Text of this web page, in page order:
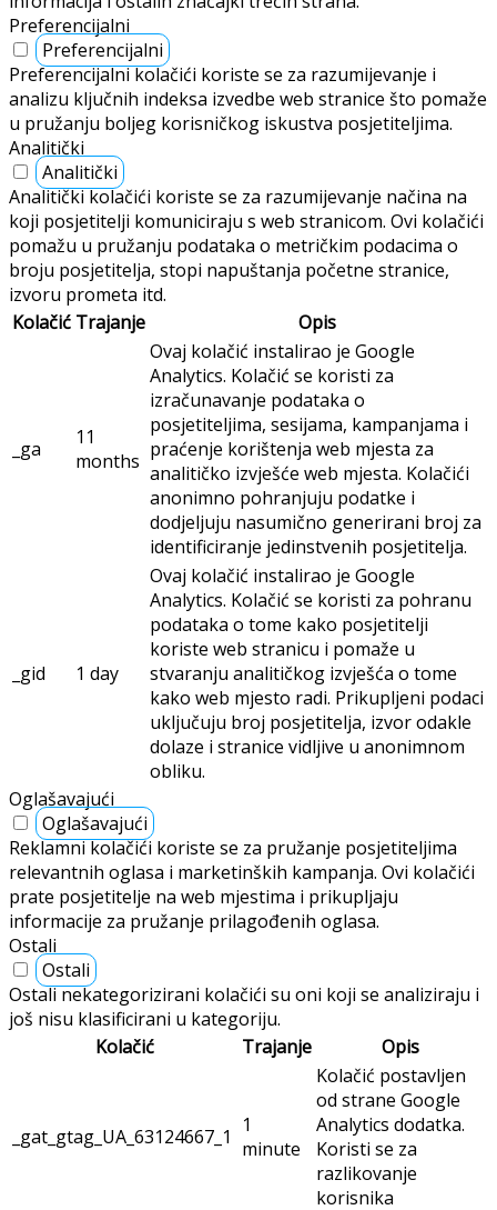
Preferencijalni
Preferencijalni
Preferencijalni kolačići koriste se za razumijevanje i
analizu ključnih indeksa izvedbe web stranice što pomaže
u pružanju boljeg korisničkog iskustva posjetiteljima.
Analitički
Analitički
Analitički kolačići koriste se za razumijevanje načina na
koji posjetitelji komuniciraju s web stranicom. Ovi kolačići
pomažu u pružanju podataka o metričkim podacima o
broju posjetitelja, stopi napuštanja početne stranice,
izvoru prometa itd.
Kolačić Trajanje Opis
_ga
11
months
Ovaj kolačić instalirao je Google
Analytics. Kolačić se koristi za
izračunavanje podataka o
posjetiteljima, sesijama, kampanjama i
praćenje korištenja web mjesta za
analitičko izvješće web mjesta. Kolačići
anonimno pohranjuju podatke i
dodjeljuju nasumično generirani broj za
identificiranje jedinstvenih posjetitelja.
_gid 1 day
Ovaj kolačić instalirao je Google
Analytics. Kolačić se koristi za pohranu
podataka o tome kako posjetitelji
koriste web stranicu i pomaže u
stvaranju analitičkog izvješća o tome
kako web mjesto radi. Prikupljeni podaci
uključuju broj posjetitelja, izvor odakle
dolaze i stranice vidljive u anonimnom
obliku.
Oglašavajući
Oglašavajući
Reklamni kolačići koriste se za pružanje posjetiteljima
relevantnih oglasa i marketinških kampanja. Ovi kolačići
prate posjetitelje na web mjestima i prikupljaju
informacije za pružanje prilagođenih oglasa.
Ostali
Ostali
Ostali nekategorizirani kolačići su oni koji se analiziraju i
još nisu klasificirani u kategoriju.
Kolačić
Trajanje Opis
_gat_gtag_UA_63124667_1
1
minute
Kolačić postavljen
od strane Google
Analytics dodatka.
Koristi se za
razlikovanje
korisnika